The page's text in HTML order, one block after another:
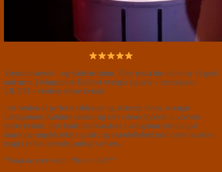
Værste mareridt – og vådeste drøm. They resist the authority of gods
and men. Livingstones Kabinet overgår sig selv i den smukke
LILITH – verdens første kvinde.
I en verden af perfekte tableauer og afstemte farver, overgår
Livingstones Kabinet næsten sig selv i deres hyldest til verdens
første kvinde, med både den klassiske Livingstone blanding af
dansk og engelsk tekst og tale, og i særdeleshed med deres musiske
magi i et fabulerende, ordrigt univers.
”What do you mean; På en måde?”